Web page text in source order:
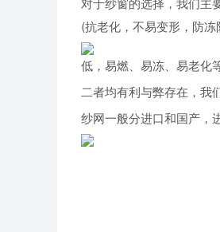
对于纱窗的选择，我们主
(抗老化，不易变形，防
低，易燃、易冻、易老化
二者均有利与弊存在，我
纱网一般分进口和国产，